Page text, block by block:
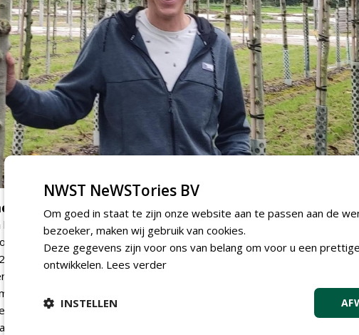
foute combinaties
lijst beschikbaar met bomen die gevoelig zijn voor deze problematiek,
die lijst actueel én bekend genoeg is. In het kader van een artikel in
werd door Lars van der Wal, boombeheerder van de gemeente
opgemerkt dat de huidige lijst gedateerd en onvolledig is: 'Ik ben al
tegengekomen die niet op deze lijst staan. Bij boombeheerders
is er behoefte aan een nieuwe herziene lijst.' Maar de vraag is
de regie?
NWST NeWSTories BV
Om goed in staat te zijn onze website aan te passen aan de
bezoeker, maken wij gebruik van cookies.
Deze gegevens zijn voor ons van belang om voor u een
ontwikkelen. Lees verder
INSTELLEN